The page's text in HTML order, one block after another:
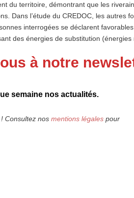
du territoire, démontrant que les
Dans l’étude du CREDOC, les autres
interrogées se déclarent
des énergies de substitution
à notre
semaine nos actualités.
Consultez nos mentions légalespour